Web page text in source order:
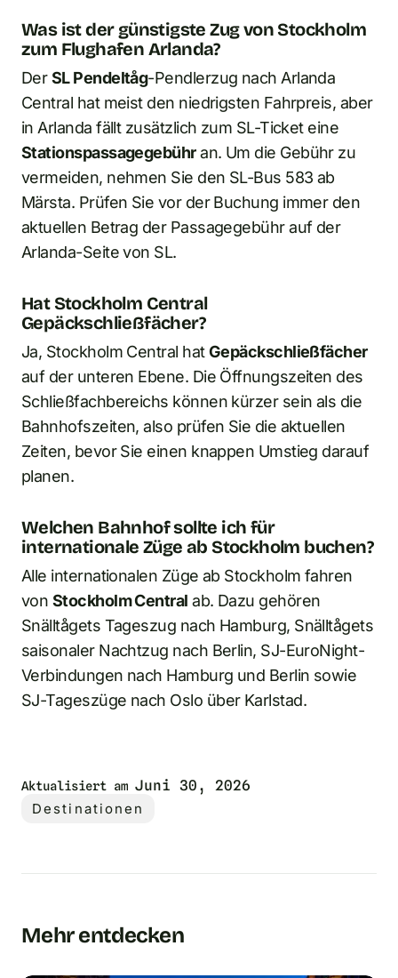
Was ist der günstigste Zug von Stockholm
zum Flughafen Arlanda?
DerSL Pendeltåg-Pendlerzug nach Arlanda
Central hat meist den niedrigsten Fahrpreis, aber
in Arlanda fällt zusätzlich zum SL-Ticket eine
Stationspassagegebühran. Um die Gebühr zu
vermeiden, nehmen Sie den SL-Bus 583 ab
Märsta. Prüfen Sie vor der Buchung immer den
aktuellen Betrag der Passagegebühr auf der
Arlanda-Seite von SL.
Hat Stockholm Central
Gepäckschließfächer?
Ja, Stockholm Central hatGepäckschließfächer
auf der unteren Ebene. Die Öffnungszeiten des
Schließfachbereichs können kürzer sein als die
Bahnhofszeiten, also prüfen Sie die aktuellen
Zeiten, bevor Sie einen knappen Umstieg darauf
planen.
Welchen Bahnhof sollte ich für
internationale Züge ab Stockholm buchen?
Alle internationalen Züge ab Stockholm fahren
von Stockholm Central ab. Dazu gehören
Snälltågets Tageszug nach Hamburg, Snälltågets
saisonaler Nachtzug nach Berlin, SJ-EuroNight-
Verbindungen nach Hamburg und Berlin sowie
SJ-Tageszüge nach Oslo über Karlstad.
Aktualisiert am Juni 30, 2026
Destinationen
Mehr entdecken